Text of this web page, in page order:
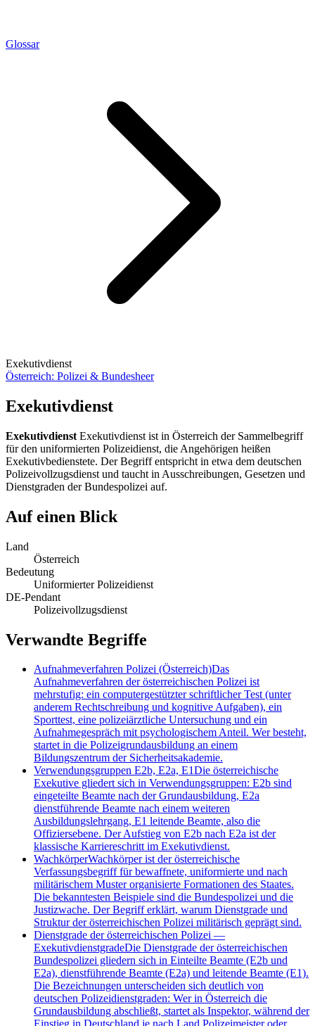
Glossar
Exekutivdienst
Österreich: Polizei & Bundesheer
Exekutivdienst
Exekutivdienst Exekutivdienst ist in Österreich der Sammelbegriff
für den uniformierten Polizeidienst, die Angehörigen heißen
Exekutivbedienstete. Der Begriff entspricht in etwa dem deutschen
Polizeivollzugsdienst und taucht in Ausschreibungen, Gesetzen und
Dienstgraden der Bundespolizei auf.
Auf einen Blick
Land
Österreich
Bedeutung
Uniformierter Polizeidienst
DE-Pendant
Polizeivollzugsdienst
Verwandte Begriffe
Aufnahmeverfahren Polizei (Österreich)Das
Aufnahmeverfahren der österreichischen Polizei ist
mehrstufig: ein computergestützter schriftlicher Test (unter
anderem Rechtschreibung und kognitive Aufgaben), ein
Sporttest, eine polizeiärztliche Untersuchung und ein
Aufnahmegespräch mit psychologischem Anteil. Wer besteht,
startet in die Polizeigrundausbildung an einem
Bildungszentrum der Sicherheitsakademie.
Verwendungsgruppen E2b, E2a, E1Die österreichische
Exekutive gliedert sich in Verwendungsgruppen: E2b sind
eingeteilte Beamte nach der Grundausbildung, E2a
dienstführende Beamte nach einem weiteren
Ausbildungslehrgang, E1 leitende Beamte, also die
Offiziersebene. Der Aufstieg von E2b nach E2a ist der
klassische Karriereschritt im Exekutivdienst.
WachkörperWachkörper ist der österreichische
Verfassungsbegriff für bewaffnete, uniformierte und nach
militärischem Muster organisierte Formationen des Staates.
Die bekanntesten Beispiele sind die Bundespolizei und die
Justizwache. Der Begriff erklärt, warum Dienstgrade und
Struktur der österreichischen Polizei militärisch geprägt sind.
Dienstgrade der österreichischen Polizei —
ExekutivdienstgradeDie Dienstgrade der österreichischen
Bundespolizei gliedern sich in Einteilte Beamte (E2b und
E2a), dienstführende Beamte (E2a) und leitende Beamte (E1).
Die Bezeichnungen unterscheiden sich deutlich von
deutschen Polizeidienstgraden: Wer in Österreich die
Grundausbildung abschließt, startet als Inspektor, während der